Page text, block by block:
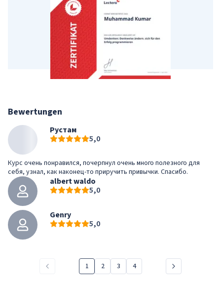
Bewertungen
Рустам
5,0
Курс очень понравился, почерпнул очень много полезного для
себя, узнал, как наконец-то приручить привычки. Спасибо.
albert waldo
5,0
Genry
5,0
1 2 3 4